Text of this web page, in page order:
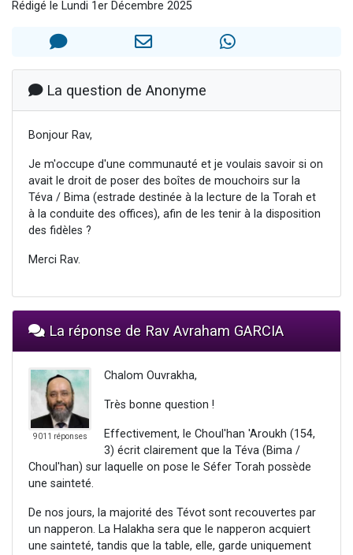
Il reste 49 places pour étudier en groupe sur Zoom
12 nouvelles musiques dans Torah-Box Music
2 personnes viennent de nous rejoindre sur WhatsApp
Rédigé le Lundi 1er Décembre 2025
La question de Anonyme
Bonjour Rav,
Je m'occupe d'une communauté et je voulais savoir si on
avait le droit de poser des boîtes de mouchoirs sur la
Téva / Bima (estrade destinée à la lecture de la Torah et
à la conduite des offices), afin de les tenir à la disposition
des fidèles ?
Merci Rav.
La réponse de Rav Avraham GARCIA
9011 réponses
Chalom Ouvrakha,
Très bonne question !
Effectivement, le Choul'han 'Aroukh (154,
3) écrit clairement que la Téva (Bima /
Choul'han) sur laquelle on pose le Séfer Torah possède
une sainteté.
De nos jours, la majorité des Tévot sont recouvertes par
un napperon. La Halakha sera que le napperon acquiert
une sainteté, tandis que la table, elle, garde uniquement